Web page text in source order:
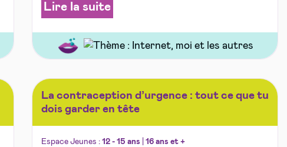
Lire la suite
La contraception d’urgence : tout ce que tu
dois garder en tête
Espace Jeunes : 12 - 15 ans 16 ans et +